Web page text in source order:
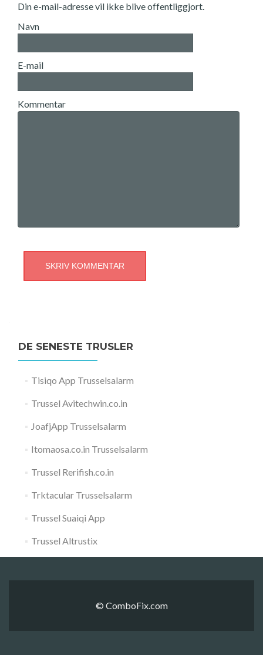
Din e-mail-adresse vil ikke blive offentliggjort.
Navn
E-mail
Kommentar
DE SENESTE TRUSLER
Tisiqo App Trusselsalarm
Trussel Avitechwin.co.in
JoafjApp Trusselsalarm
Itomaosa.co.in Trusselsalarm
Trussel Rerifish.co.in
Trktacular Trusselsalarm
Trussel Suaiqi App
Trussel Altrustix
© ComboFix.com